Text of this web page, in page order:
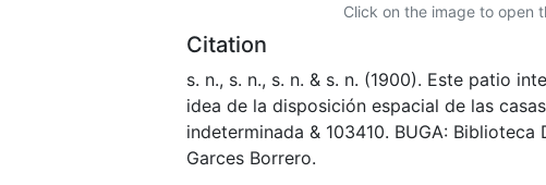
Click on the image to open
Citation
s. n., s. n., s. n. & s. n. (1900). Este patio
idea de la disposición espacial de las
indeterminada & 103410. BUGA:
Garces Borrero.